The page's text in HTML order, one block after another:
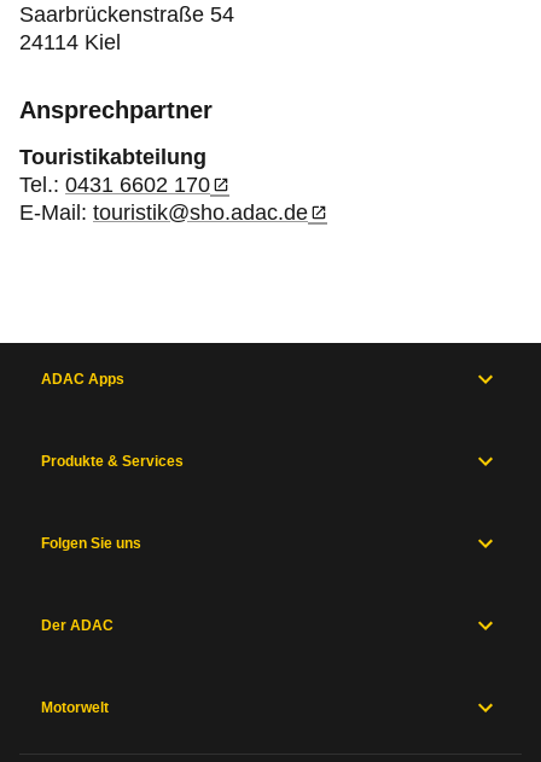
Saarbrückenstraße 54
24114 Kiel
Ansprechpartner
Touristikabteilung
Tel.: 0431 6602 170
E-Mail: touristik@sho.adac.de
ADAC Apps
Produkte & Services
Folgen Sie uns
Der ADAC
Motorwelt